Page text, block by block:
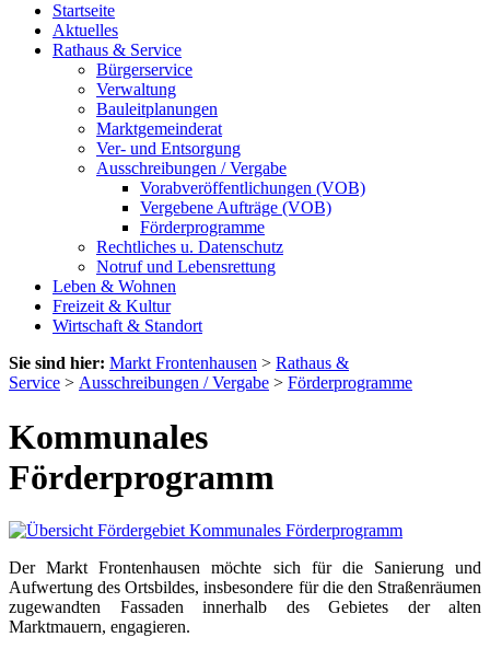
Startseite
Aktuelles
Rathaus & Service
Bürgerservice
Verwaltung
Bauleitplanungen
Marktgemeinderat
Ver- und Entsorgung
Ausschreibungen / Vergabe
Vorabveröffentlichungen (VOB)
Vergebene Aufträge (VOB)
Förderprogramme
Rechtliches u. Datenschutz
Notruf und Lebensrettung
Leben & Wohnen
Freizeit & Kultur
Wirtschaft & Standort
Sie sind hier: Markt Frontenhausen > Rathaus &
Service > Ausschreibungen / Vergabe > Förderprogramme
Kommunales
Förderprogramm
Der Markt Frontenhausen möchte sich für die Sanierung und
Aufwertung des Ortsbildes, insbesondere für die den Straßenräumen
zugewandten Fassaden innerhalb des Gebietes der alten
Marktmauern, engagieren.